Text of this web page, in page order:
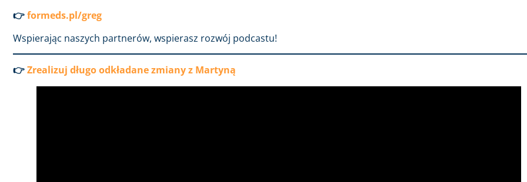
👉formeds.pl/greg
Wspierając naszych partnerów, wspierasz rozwój podcastu!
👉Zrealizuj długo odkładane zmiany z Martyną